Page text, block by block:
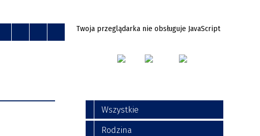
Twoja przeglądarka nie obsługuje JavaScript
Wszystkie
Rodzina